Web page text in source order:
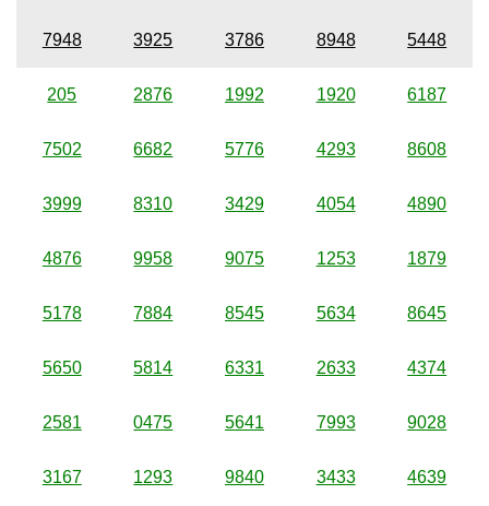
7948 3925 3786 8948 5448
205 2876 1992 1920 6187
7502 6682 5776 4293 8608
3999 8310 3429 4054 4890
4876 9958 9075 1253 1879
5178 7884 8545 5634 8645
5650 5814 6331 2633 4374
2581 0475 5641 7993 9028
3167 1293 9840 3433 4639